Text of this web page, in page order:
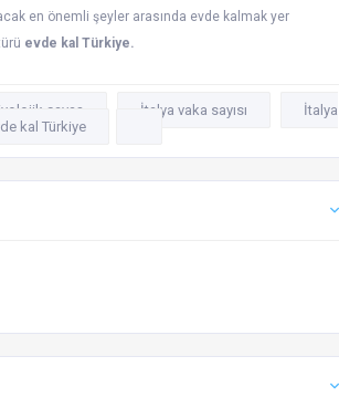
en önemli şeyler arasında evde kalmak yer
evde kal Türkiye.
savaş İtalya vaka sayısı
İtalya
kal Türkiye